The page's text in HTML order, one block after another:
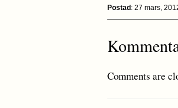
Postad : 27 mars,
Comments are